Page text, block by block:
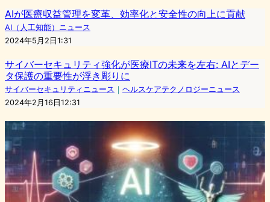
AIが医療収益管理を変革、効率化と安全性の向上に貢献
AI（人工知能）ニュース
2024年5月2日1:31
サイバーセキュリティ強化が医療ITの未来を左右: AIとデー
タ保護の重要性が浮き彫りに
サイバーセキュリティニュース ｜ ヘルスケアテクノロジーニュース
2024年2月16日12:31